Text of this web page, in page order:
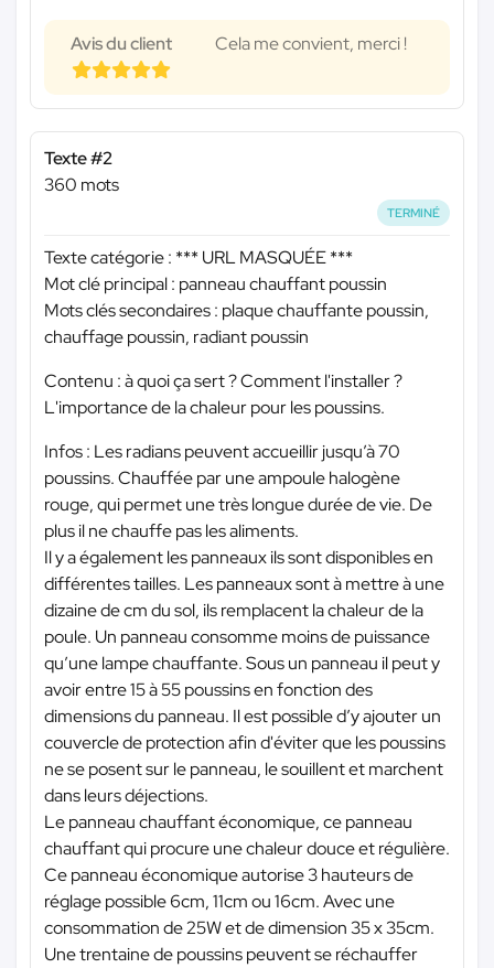
Avis du client Cela me convient, merci !
Texte #2
360 mots
TERMINÉ
Texte catégorie : *** URL MASQUÉE ***
Mot clé principal : panneau chauffant poussin
Mots clés secondaires : plaque chauffante poussin,
chauffage poussin, radiant poussin
Contenu : à quoi ça sert ? Comment l'installer ?
L'importance de la chaleur pour les poussins.
Infos : Les radians peuvent accueillir jusqu’à 70
poussins. Chauffée par une ampoule halogène
rouge, qui permet une très longue durée de vie. De
plus il ne chauffe pas les aliments.
Il y a également les panneaux ils sont disponibles en
différentes tailles. Les panneaux sont à mettre à une
dizaine de cm du sol, ils remplacent la chaleur de la
poule. Un panneau consomme moins de puissance
qu’une lampe chauffante. Sous un panneau il peut y
avoir entre 15 à 55 poussins en fonction des
dimensions du panneau. Il est possible d’y ajouter un
couvercle de protection afin d'éviter que les poussins
ne se posent sur le panneau, le souillent et marchent
dans leurs déjections.
Le panneau chauffant économique, ce panneau
chauffant qui procure une chaleur douce et régulière.
Ce panneau économique autorise 3 hauteurs de
réglage possible 6cm, 11cm ou 16cm. Avec une
consommation de 25W et de dimension 35 x 35cm.
Une trentaine de poussins peuvent se réchauffer